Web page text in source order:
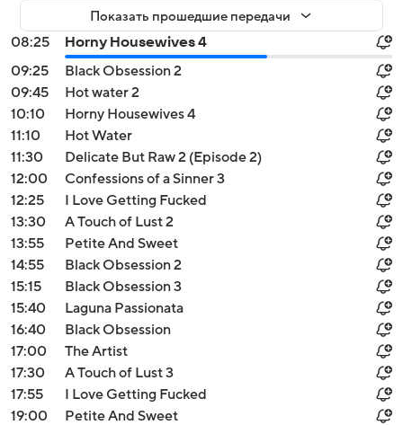
Показать прошедшие передачи
08:25
Horny Housewives 4
09:25
Black Obsession 2
09:45
Hot water 2
10:10
Horny Housewives 4
11:10
Hot Water
11:30
Delicate But Raw 2 (Episode 2)
12:00
Confessions of a Sinner 3
12:25
I Love Getting Fucked
13:30
A Touch of Lust 2
13:55
Petite And Sweet
14:55
Black Obsession 2
15:15
Black Obsession 3
15:40
Laguna Passionata
16:40
Black Obsession
17:00
The Artist
17:30
A Touch of Lust 3
17:55
I Love Getting Fucked
19:00
Petite And Sweet